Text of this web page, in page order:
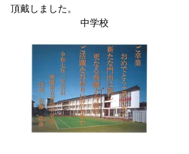
頂戴しました。
中学校